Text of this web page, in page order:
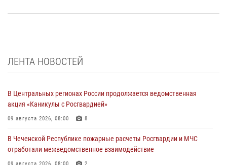
ЛЕНТА НОВОСТЕЙ
В Центральных регионах России продолжается ведомственная
акция «Каникулы с Росгвардией»
09 августа 2026, 08:00 8
В Чеченской Республике пожарные расчеты Росгвардии и МЧС
отработали межведомственное взаимодействие
09 августа 2026, 08:00 2